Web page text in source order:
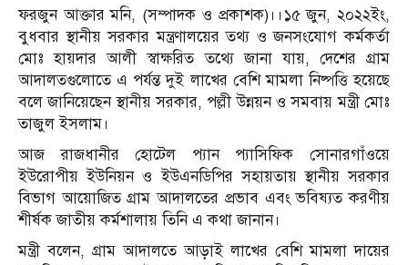
ফরজুন আক্তার মনি, (সম্পাদক ও প্রকাশক)।।১৫ জুন, ২০২২ইং,
বুধবার স্থানীয় সরকার মন্ত্রণালয়ের তথ্য ও জনসংযোগ কর্মকর্তা
মোঃ হায়দার আলী স্বাক্ষরিত তথ্যে জানা যায়, দেশের গ্রাম
আদালতগুলোতে এ পর্যন্ত দুই লাখের বেশি মামলা নিষ্পত্তি হয়েছে
বলে জানিয়েছেন স্থানীয় সরকার, পল্লী উন্নয়ন ও সমবায় মন্ত্রী মোঃ
তাজুল ইসলাম।
আজ রাজধানীর হোটেল প্যান প্যাসিফিক সোনারগাঁওয়ে
ইউরোপীয় ইউনিয়ন ও ইউএনডিপির সহায়তায় স্থানীয় সরকার
বিভাগ আয়োজিত গ্রাম আদালতের প্রভাব এবং ভবিষ্যত করণীয়
শীর্ষক জাতীয় কর্মশালায় তিনি এ কথা জানান।
মন্ত্রী বলেন, গ্রাম আদালতে আড়াই লাখের বেশি মামলা দায়ের